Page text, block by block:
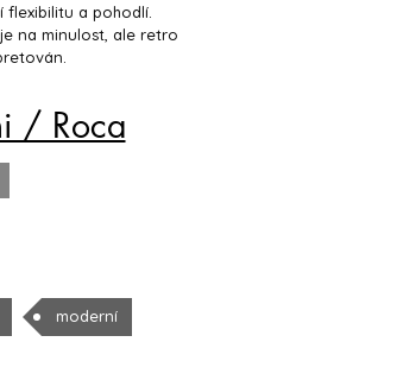
flexibilitu a pohodlí.
na minulost, ale retro
/ Roca
moderní